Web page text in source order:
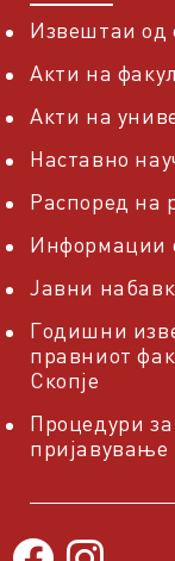
Извештаи од
Акти на
Акти на
Наставно
Распоред на
Информации
Јавни
Годишни
правниот
Скопје
Процедури
пријавување